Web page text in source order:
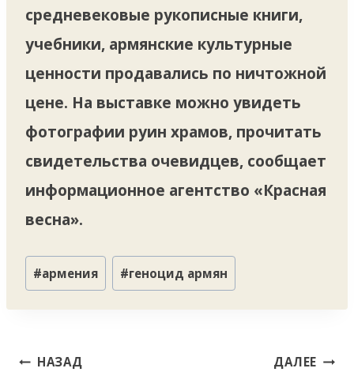
средневековые рукописные книги,
учебники, армянские культурные
ценности продавались по ничтожной
цене. На выставке можно увидеть
фотографии руин храмов, прочитать
свидетельства очевидцев, сообщает
информационное агентство «Красная
весна».
Метки
записи:
#армения #геноцид армян
Навигация
НАЗАД ДАЛЕЕ